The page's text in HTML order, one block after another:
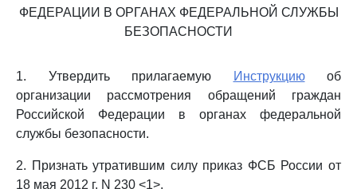
ФЕДЕРАЦИИ В ОРГАНАХ ФЕДЕРАЛЬНОЙ СЛУЖБЫ
БЕЗОПАСНОСТИ
1. Утвердить прилагаемую Инструкциюоб
организации рассмотрения обращений граждан
Российской Федерации в органах федеральной
службы безопасности.
2. Признать утратившим силу приказ ФСБ России от
18 мая 2012 г. N 230 <1>.